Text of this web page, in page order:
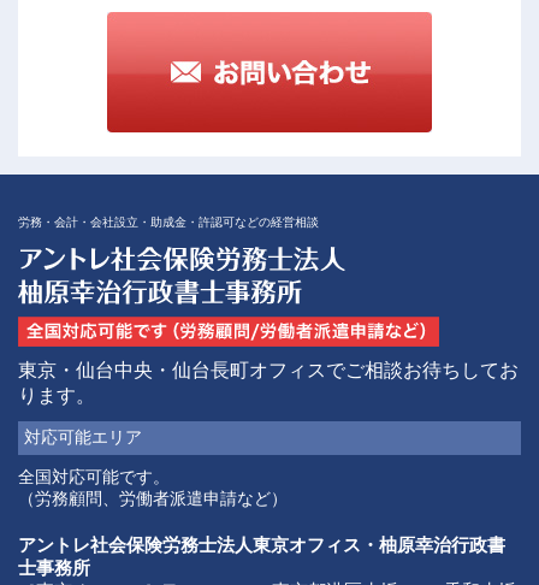
労務・会計・会社設立・助成金・許認可などの経営相談
東京・仙台中央・仙台長町オフィスでご相談お待ちしてお
ります。
対応可能エリア
全国対応可能です。
（労務顧問、労働者派遣申請など）
アントレ社会保険労務士法人東京オフィス・柚原幸治行政書
士事務所